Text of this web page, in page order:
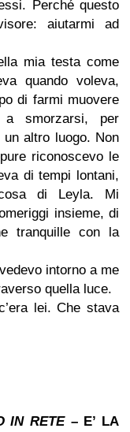
Perché questo
aiutarmi ad
mia testa come
quando voleva,
di farmi muovere
smorzarsi, per
altro luogo. Non
riconoscevo le
di tempi lontani,
di Leyla. Mi
insieme, di
tranquille con la
intorno a me
quella luce.
lei. Che stava
IN RETE– E’ LA